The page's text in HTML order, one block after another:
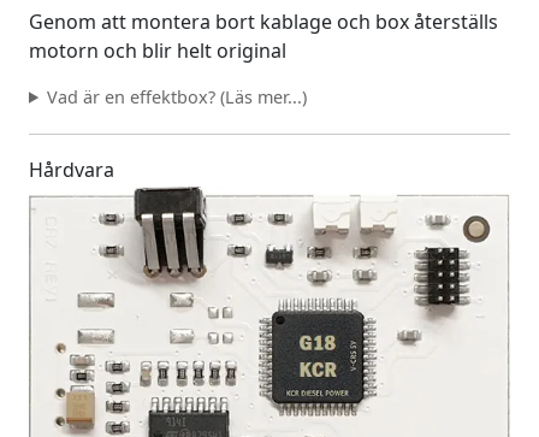
Genom att montera bort kablage och box återställs
motorn och blir helt original
Vad är en effektbox? (Läs mer...)
Hårdvara